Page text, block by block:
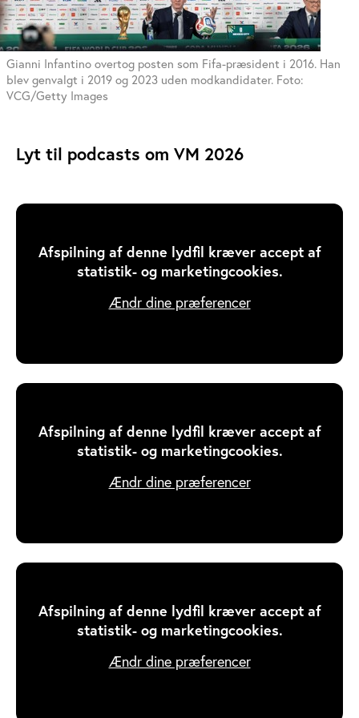
Gianni Infantino overtog posten som Fifa-præsident i 2016. Han
blev genvalgt i 2019 og 2023 uden modkandidater. Foto:
VCG/Getty Images
Lyt til podcasts om VM 2026
Afspilning af denne lydfil kræver accept af
statistik- og marketingcookies.
Ændr dine præferencer
Afspilning af denne lydfil kræver accept af
statistik- og marketingcookies.
Ændr dine præferencer
Afspilning af denne lydfil kræver accept af
statistik- og marketingcookies.
Ændr dine præferencer